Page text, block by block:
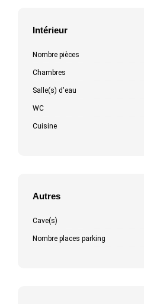
Intérieur
Nombre pièces
Chambres
Salle(s) d'eau
WC
Cuisine
Autres
Cave(s)
Nombre places parking